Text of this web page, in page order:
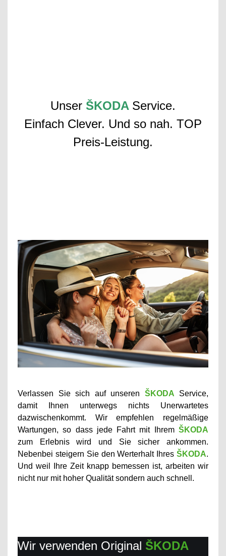
Unser ŠKODA Service.
Einfach Clever. Und so nah. TOP
Preis-Leistung.
Verlassen Sie sich auf unseren ŠKODA
Service,
damit Ihnen unterwegs nichts Unerwartetes
dazwischenkommt. Wir empfehlen regelmäßige
Wartungen, so dass jede Fahrt mit Ihrem ŠKODA
zum Erlebnis wird und Sie sicher ankommen.
Nebenbei steigern Sie den Werterhalt Ihres ŠKODA.
Und weil Ihre Zeit knapp bemessen ist, arbeiten wir
nicht nur mit hoher Qualität sondern auch schnell.
Wir verwenden Original ŠKODA